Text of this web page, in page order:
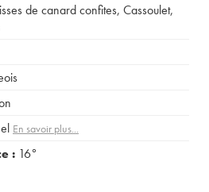
de canard confites, Cassoulet,
En savoir plus...
: 16°